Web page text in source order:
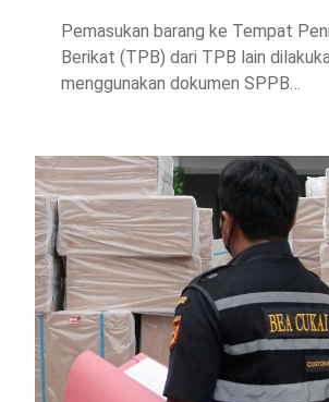
Pemasukan barang ke Tempat
Berikat (TPB) dari TPB lain
menggunakan dokumen SPPB…